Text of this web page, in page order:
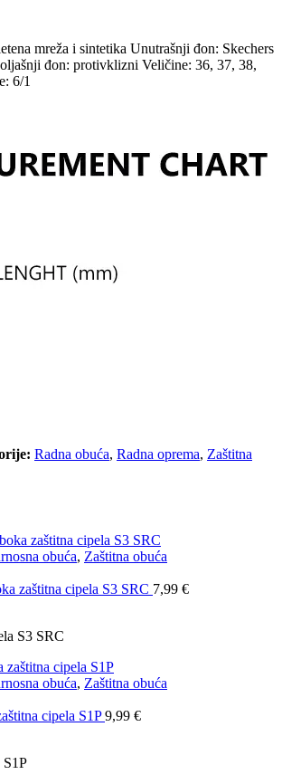
mreža i sintetika Unutrašnji đon: Skechers
đon: protivklizni Veličine: 36, 37, 38,
6/1
Radna obuća, Radna oprema, Zaštitna
obuća, Zaštitna obuća
zaštitna cipela S3 SRC 7,99 €
S3 SRC
obuća, Zaštitna obuća
cipela S1P9,99 €
S1P